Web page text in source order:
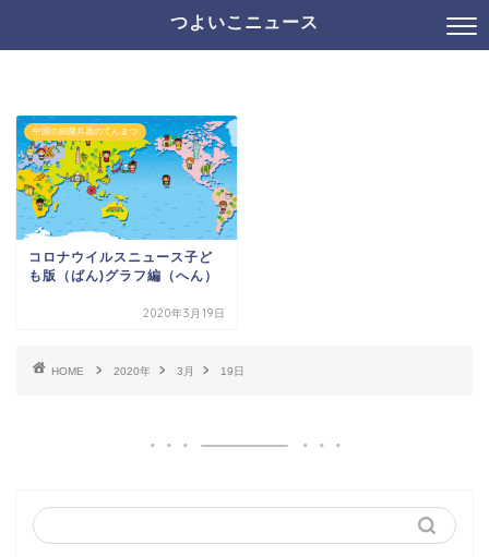
つよいこニュース
中国の細菌兵器のてんまつ
コロナウイルスニュース子ど
も版（ばん)グラフ編（へん）
2020年3月19日
HOME 2020年 3月 19日